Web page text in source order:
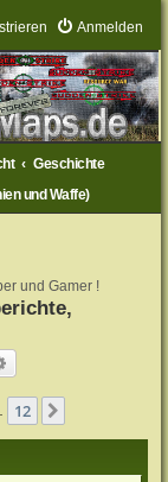
Anmelden
Geschichte
und Waffe)
und Gamer !
12